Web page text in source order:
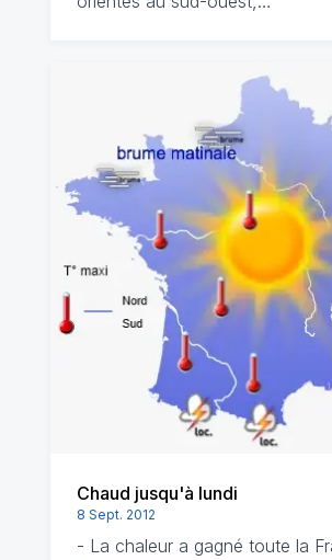
Chaud jusqu'à lundi
8 Sept. 2012
- La chaleur a gagné toute la